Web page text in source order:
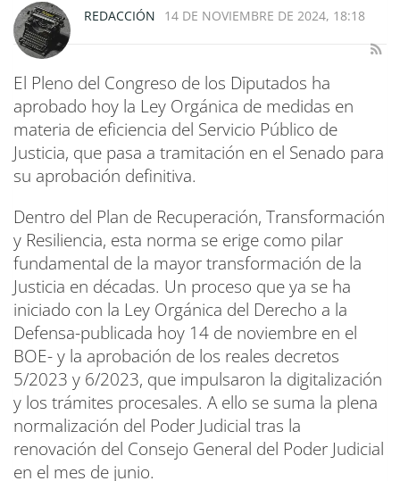
REDACCIÓN 14 DE NOVIEMBRE DE 2024, 18:18
El Pleno del Congreso de los Diputados ha
aprobado hoy la Ley Orgánica de medidas en
materia de eficiencia del Servicio Público de
Justicia, que pasa a tramitación en el Senado para
su aprobación definitiva.
Dentro del Plan de Recuperación, Transformación
y Resiliencia, esta norma se erige como pilar
fundamental de la mayor transformación de la
Justicia en décadas. Un proceso que ya se ha
iniciado con la Ley Orgánica del Derecho a la
Defensa-publicada hoy 14 de noviembre en el
BOE- y la aprobación de los reales decretos
5/2023 y 6/2023, que impulsaron la digitalización
y los trámites procesales. A ello se suma la plena
normalización del Poder Judicial tras la
renovación del Consejo General del Poder Judicial
en el mes de junio.